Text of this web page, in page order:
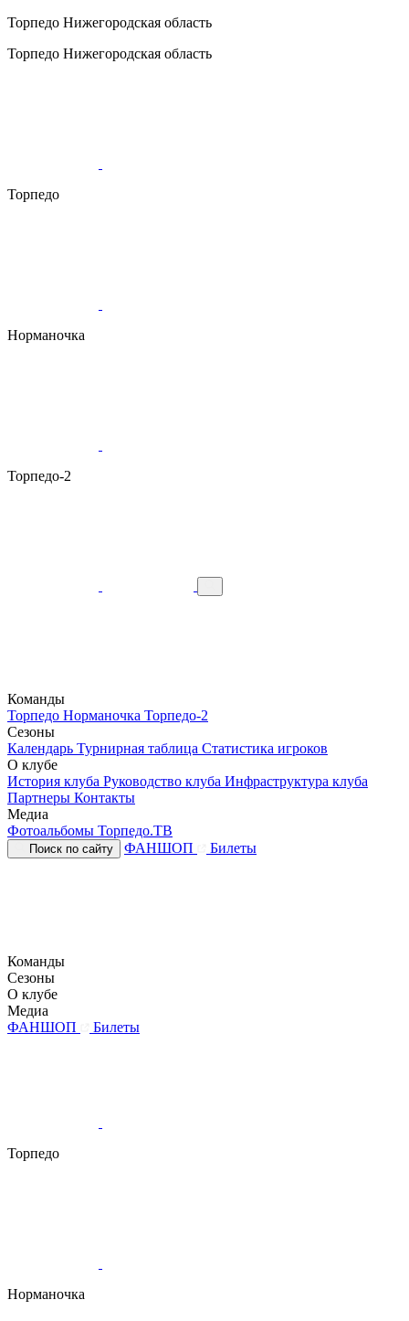
Торпедо Нижегородская область
Торпедо Нижегородская область
Торпедо
Норманочка
Торпедо-2
Команды
Торпедо Норманочка Торпедо-2
Сезоны
Календарь Турнирная таблица Статистика игроков
О клубе
История клуба Руководство клуба Инфраструктура клуба
Партнеры Контакты
Медиа
Фотоальбомы Торпедо.ТВ
Поиск по сайту ФАНШОП Билеты
Команды
Сезоны
О клубе
Медиа
ФАНШОП
Билеты
Торпедо
Норманочка